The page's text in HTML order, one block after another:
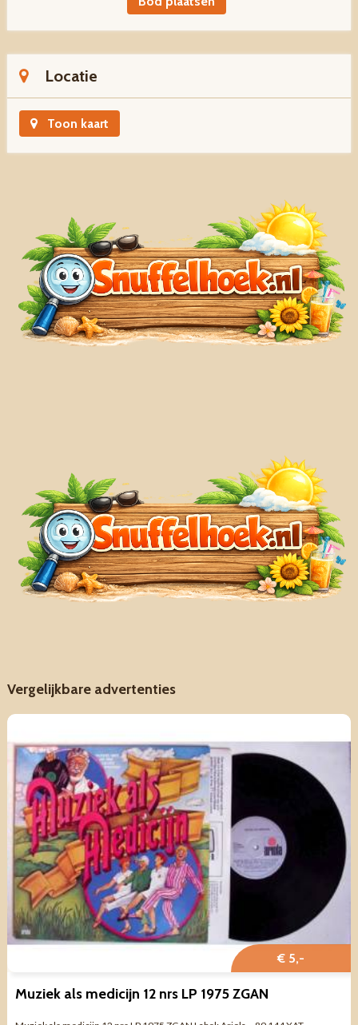
Locatie
Toon kaart
Vergelijkbare advertenties
€ 5,-
Muziek als medicijn 12 nrs LP 1975 ZGAN